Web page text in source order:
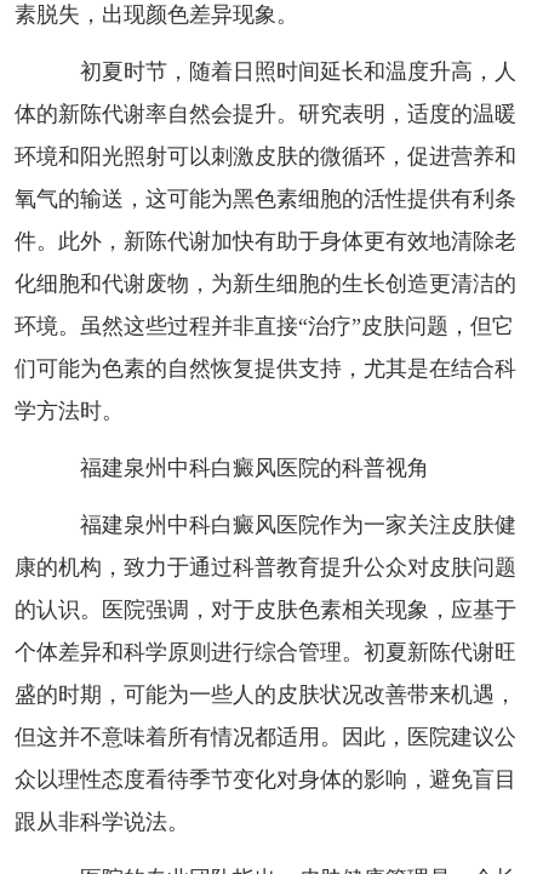
素脱失，出现颜色差异现象。
初夏时节，随着日照时间延长和温度升高，人
体的新陈代谢率自然会提升。研究表明，适度的温暖
环境和阳光照射可以刺激皮肤的微循环，促进营养和
氧气的输送，这可能为黑色素细胞的活性提供有利条
件。此外，新陈代谢加快有助于身体更有效地清除老
化细胞和代谢废物，为新生细胞的生长创造更清洁的
环境。虽然这些过程并非直接“治疗”皮肤问题，但它
们可能为色素的自然恢复提供支持，尤其是在结合科
学方法时。
福建泉州中科白癜风医院的科普视角
福建泉州中科白癜风医院作为一家关注皮肤健
康的机构，致力于通过科普教育提升公众对皮肤问题
的认识。医院强调，对于皮肤色素相关现象，应基于
个体差异和科学原则进行综合管理。初夏新陈代谢旺
盛的时期，可能为一些人的皮肤状况改善带来机遇，
但这并不意味着所有情况都适用。因此，医院建议公
众以理性态度看待季节变化对身体的影响，避免盲目
跟从非科学说法。